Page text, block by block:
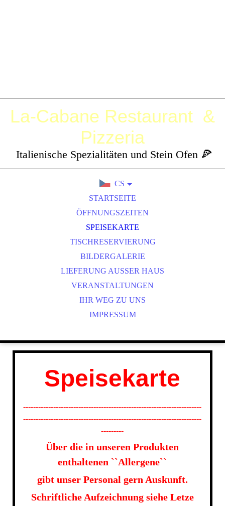
La-Cabane Restaurant &
Pizzeria
Italienische Spezialitäten und Stein Ofen 🍕
CS
STARTSEITE
ÖFFNUNGSZEITEN
SPEISEKARTE
TISCHRESERVIERUNG
BILDERGALERIE
LIEFERUNG AUSSER HAUS
VERANSTALTUNGEN
IHR WEG ZU UNS
IMPRESSUM
Speisekarte
-----------------------------------------------------------------------
-----------------------------------------------------------------------
---------
Über die in unseren Produkten
enthaltenen ``Allergene``
gibt unser Personal gern Auskunft.
Schriftliche Aufzeichnung siehe Letze